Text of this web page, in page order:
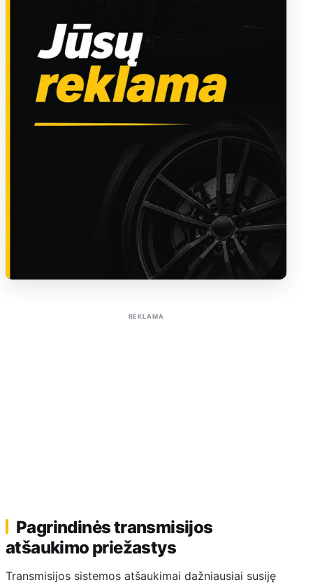
REKLAMA
Pagrindinės transmisijos
atšaukimo priežastys
Transmisijos sistemos atšaukimai dažniausiai susiję